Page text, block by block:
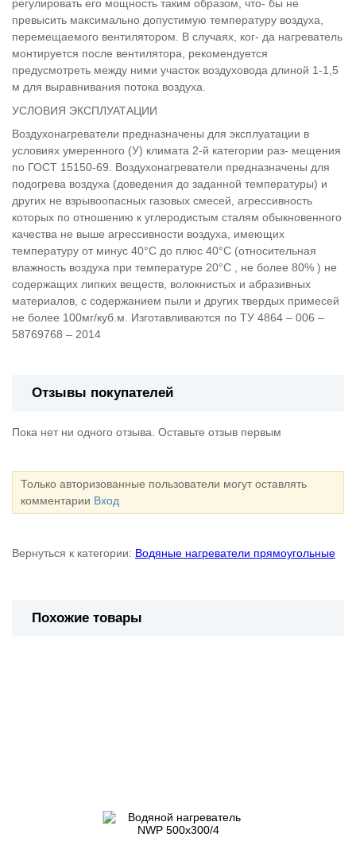
регулировать его мощность таким образом, что- бы не
превысить максимально допустимую температуру воздуха,
перемещаемого вентилятором. В случаях, ког- да нагреватель
монтируется после вентилятора, рекомендуется
предусмотреть между ними участок воздуховода длиной 1-1,5
м для выравнивания потока воздуха.
УСЛОВИЯ ЭКСПЛУАТАЦИИ
Воздухонагреватели предназначены для эксплуатации в
условиях умеренного (У) климата 2-й категории раз- мещения
по ГОСТ 15150-69. Воздухонагреватели предназначены для
подогрева воздуха (доведения до заданной температуры) и
других не взрывоопасных газовых смесей, агрессивность
которых по отношению к углеродистым сталям обыкновенного
качества не выше агрессивности воздуха, имеющих
температуру от минус 40°С до плюс 40°С (относительная
влажность воздуха при температуре 20°С , не более 80% ) не
содержащих липких веществ, волокнистых и абразивных
материалов, с содержанием пыли и других твердых примесей
не более 100мг/куб.м. Изготавливаются по ТУ 4864 – 006 –
58769768 – 2014
Отзывы покупателей
Пока нет ни одного отзыва. Оставьте отзыв первым
Только авторизованные пользователи могут оставлять
комментарии Вход
Вернуться к категории: Водяные нагреватели прямоугольные
Похожие товары